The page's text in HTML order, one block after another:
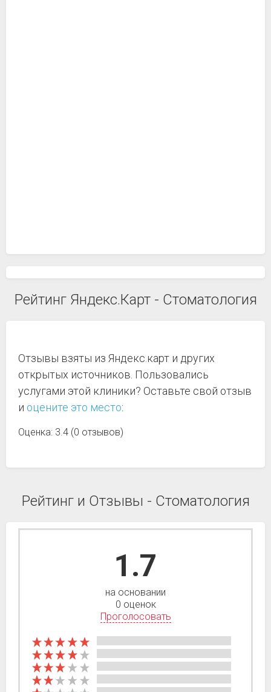
Рейтинг Яндекс.Карт - Стоматология
Отзывы взяты из Яндекс.карт и других
открытых источников. Пользовались
услугами этой клиники? Оставьте свой отзыв
и оцените это место:
Оценка: 3.4 (0 отзывов)
Рейтинг и Отзывы - Стоматология
1.7
на основании
0 оценок
Проголосовать